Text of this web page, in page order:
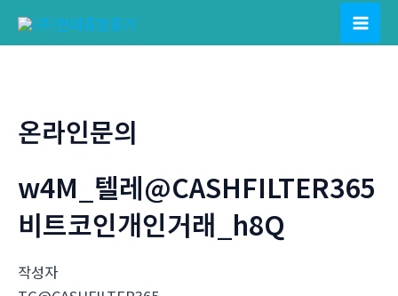
Main
온라인문의
w4M_텔레@CASHFILTER365
비트코인개인거래_h8Q
작성자